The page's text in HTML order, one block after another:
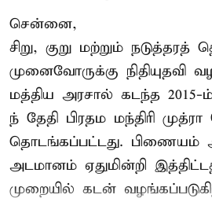
சென்னை,
சிறு, குறு மற்றும் நடுத்தரத்
முனைவோருக்கு நிதியுதவி
மத்திய அரசால் கடந்த
ந் தேதி பிரதம மந்திரி
தொடங்கப்பட்டது. பிணையம்
அடமானம் ஏதுமின்றி
முறையில் கடன்